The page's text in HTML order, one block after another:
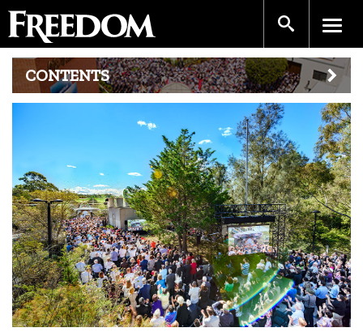
CONTENTS